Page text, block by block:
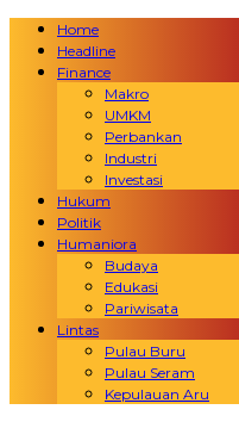
Home
Headline
Finance
Makro
UMKM
Perbankan
Industri
Investasi
Hukum
Politik
Humaniora
Budaya
Edukasi
Pariwisata
Lintas
Pulau Buru
Pulau Seram
Kepulauan Aru